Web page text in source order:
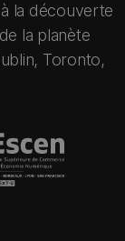
la découverte
la planète
Toronto,